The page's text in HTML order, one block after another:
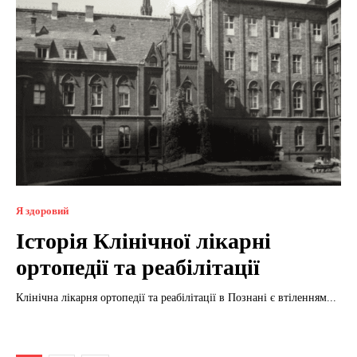
Я здоровий
Історія Клінічної лікарні
ортопедії та реабілітації
Клінічна лікарня ортопедії та реабілітації в Познані є втіленням...